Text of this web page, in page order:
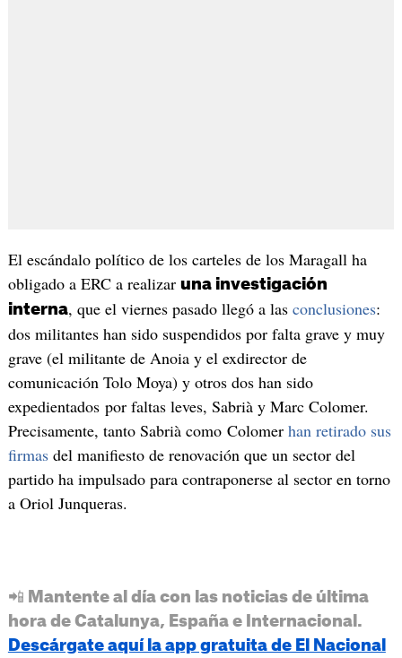
El escándalo político de los carteles de los Maragall ha
obligado a ERC a realizar una investigación
interna, que el viernes pasado llegó a las conclusiones:
dos militantes han sido suspendidos por falta grave y muy
grave (el militante de Anoia y el exdirector de
comunicación Tolo Moya) y otros dos han sido
expedientados por faltas leves, Sabrià y Marc Colomer.
Precisamente, tanto Sabrià como Colomer han retirado sus
firmasdel manifiesto de renovación que un sector del
partido ha impulsado para contraponerse al sector en torno
a Oriol Junqueras.
📲 Mantente al día con las noticias de última
hora de Catalunya, España e Internacional.
Descárgate aquí la app gratuita de El Nacional